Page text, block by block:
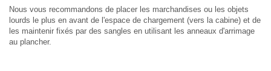
Nous vous recommandons de placer les marchandises ou les objets
lourds le plus en avant de l'espace de chargement (vers la cabine) et de
les maintenir fixés par des sangles en utilisant les anneaux d'arrimage
au plancher.